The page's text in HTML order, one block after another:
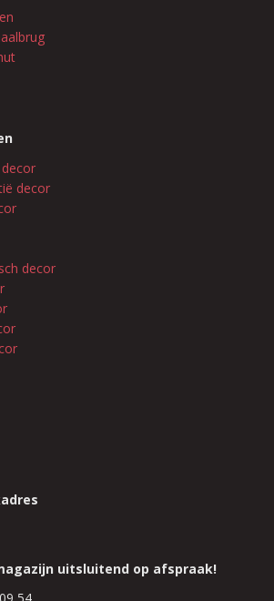
decor
decor
uitsluitend op afspraak!